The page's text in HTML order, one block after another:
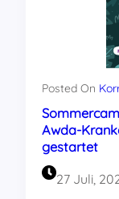
Posted On
Awda-
gestartet
27 Juli,